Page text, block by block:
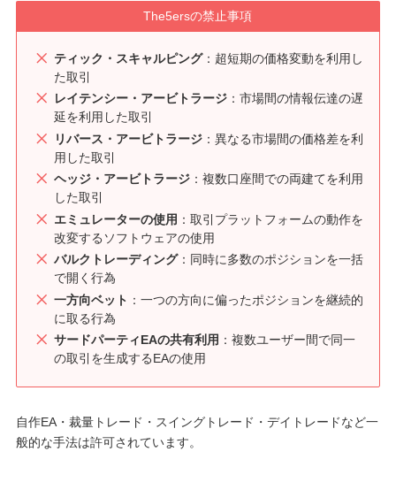
The5ersの禁止事項
ティック・スキャルピング：超短期の価格変動を利用し
た取引
レイテンシー・アービトラージ：市場間の情報伝達の遅
延を利用した取引
リバース・アービトラージ：異なる市場間の価格差を利
用した取引
ヘッジ・アービトラージ：複数口座間での両建てを利用
した取引
エミュレーターの使用 ：取引プラットフォームの動作を
改変するソフトウェアの使用
バルクトレーディング：同時に多数のポジションを一括
で開く行為
一方向ベット ：一つの方向に偏ったポジションを継続的
に取る行為
サードパーティEAの共有利用 ：複数ユーザー間で同一
の取引を生成するEAの使用
自作EA・裁量トレード・スイングトレード・デイトレードなど一
般的な手法は許可されています。